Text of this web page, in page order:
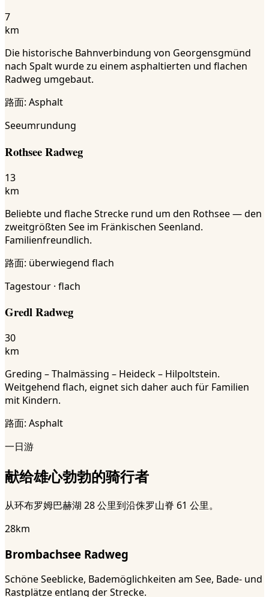
7
km
Die historische Bahnverbindung von Georgensgmünd
nach Spalt wurde zu einem asphaltierten und flachen
Radweg umgebaut.
路面: Asphalt
Seeumrundung
Rothsee Radweg
13
km
Beliebte und flache Strecke rund um den Rothsee — den
zweitgrößten See im Fränkischen Seenland.
Familienfreundlich.
路面: überwiegend flach
Tagestour · flach
Gredl Radweg
30
km
Greding – Thalmässing – Heideck – Hilpoltstein.
Weitgehend flach, eignet sich daher auch für Familien
mit Kindern.
路面: Asphalt
一日游
献给雄心勃勃的骑行者
从环布罗姆巴赫湖 28 公里到沿侏罗山脊 61 公里。
28km
Brombachsee Radweg
Schöne Seeblicke, Bademöglichkeiten am See, Bade- und
Rastplätze entlang der Strecke.